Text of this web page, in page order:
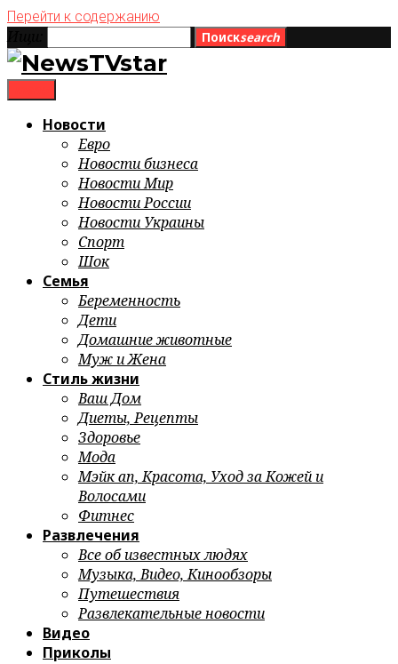
Перейти к содержанию
Поискsearch
Новости
Евро
Новости бизнеса
Новости Мир
Новости России
Новости Украины
Спорт
Шок
Семья
Беременность
Дети
Домашние животные
Муж и Жена
Стиль жизни
Ваш Дом
Диеты, Рецепты
Здоровье
Мода
Мэйк ап, Красота, Уход за Кожей и
Волосами
Фитнес
Развлечения
Все об известных людях
Музыка, Видео, Кинообзоры
Путешествия
Развлекательные новости
Видео
Приколы